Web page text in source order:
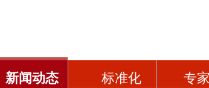
新闻动态 标准化 专